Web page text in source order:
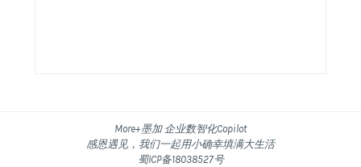
More+墨加 企业数智化Copilot
感恩遇见，我们一起用小确幸填满大生活
蜀ICP备18038527号